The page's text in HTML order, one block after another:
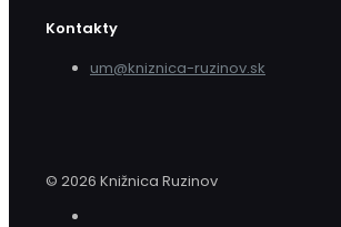
Kontakty
um@kniznica-ruzinov.sk
© 2026 Knižnica Ruzinov